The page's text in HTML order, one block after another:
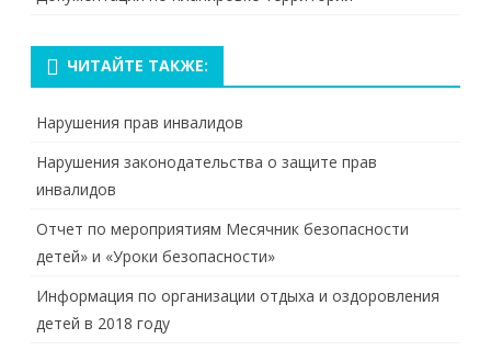
ЧИТАЙТЕ ТАКЖЕ:
Нарушения прав инвалидов
Нарушения законодательства о защите прав
инвалидов
Отчет по мероприятиям Месячник безопасности
детей» и «Уроки безопасности»
Информация по организации отдыха и оздоровления
детей в 2018 году